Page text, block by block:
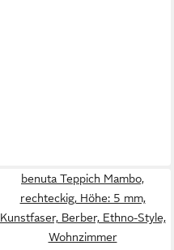
benuta Teppich Mambo,
rechteckig, Höhe: 5 mm,
Kunstfaser, Berber, Ethno-Style,
Wohnzimmer